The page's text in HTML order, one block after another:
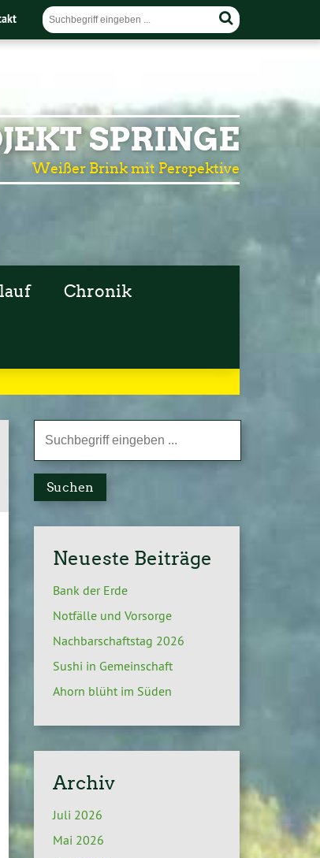
SPRINGE
Weißer Brink mit Perspektive
Chronik
Suchen
Neueste Beiträge
Bank der Erde
Notfälle und Vorsorge
Nachbarschaftstag 2026
Sushi in Gemeinschaft
Ahorn blüht im Süden
Archiv
Juli 2026
Mai 2026